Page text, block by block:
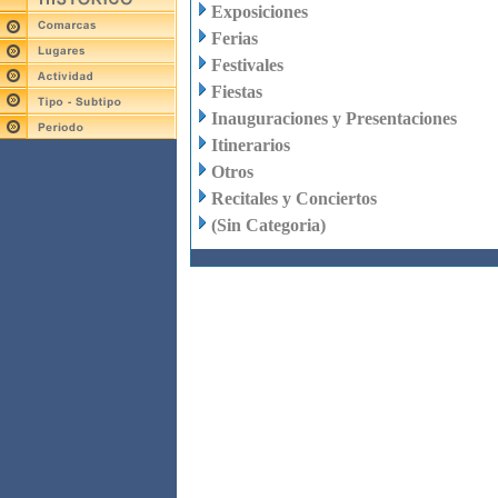
Exposiciones
Ferias
Festivales
Fiestas
Inauguraciones y Presentaciones
Itinerarios
Otros
Recitales y Conciertos
(Sin Categoria)